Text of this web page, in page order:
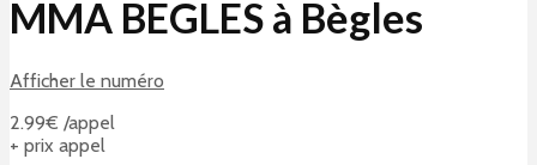
MMA BEGLES à Bègles
Afficher le numéro
2.99€ /appel
+ prix appel